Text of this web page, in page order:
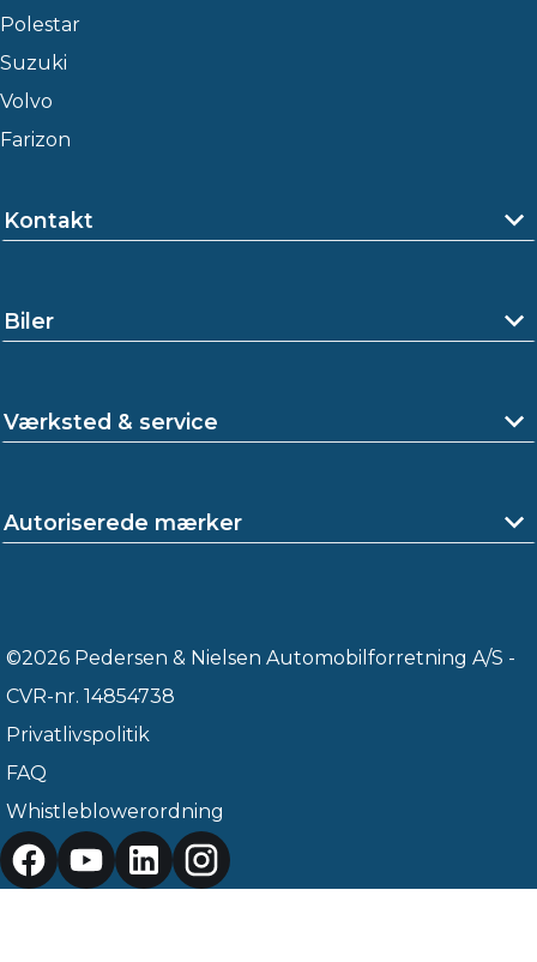
Polestar
Suzuki
Volvo
Farizon
Kontakt
Biler
Værksted & service
Autoriserede mærker
©2026 Pedersen & Nielsen Automobilforretning A/S -
CVR-nr. 14854738
Privatlivspolitik
FAQ
Whistleblowerordning